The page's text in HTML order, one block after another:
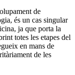
de
és un cas singular
ja que porta la
totes les etapes del
en mans de
de les